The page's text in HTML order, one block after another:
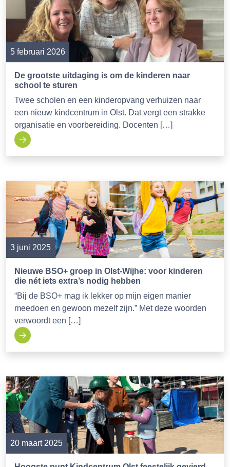
5 februari 2026
De grootste uitdaging is om de kinderen naar
school te sturen
Twee scholen en een kinderopvang verhuizen naar
een nieuw kindcentrum in Olst. Dat vergt een strakke
organisatie en voorbereiding. Docenten […]
3 juni 2025
Nieuwe BSO+ groep in Olst-Wijhe: voor kinderen
die nét iets extra’s nodig hebben
“Bij de BSO+ mag ik lekker op mijn eigen manier
meedoen en gewoon mezelf zijn.” Met deze woorden
verwoordt een […]
20 maart 2025